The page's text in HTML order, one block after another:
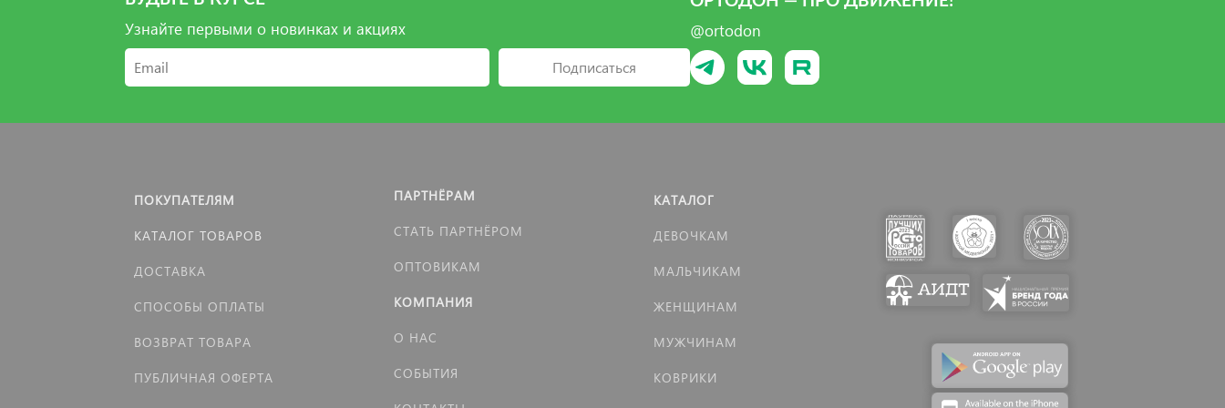
Узнайте первыми о новинках и акциях
Подписаться
@ortodon
ПОКУПАТЕЛЯМ
КАТАЛОГ ТОВАРОВ
ДОСТАВКА
СПОСОБЫ ОПЛАТЫ
ВОЗВРАТ ТОВАРА
ПУБЛИЧНАЯ ОФЕРТА
ПАРТНЁРАМ
СТАТЬ ПАРТНЁРОМ
ОПТОВИКАМ
КОМПАНИЯ
О НАС
СОБЫТИЯ
КАТАЛОГ
ДЕВОЧКАМ
МАЛЬЧИКАМ
ЖЕНЩИНАМ
МУЖЧИНАМ
КОВРИКИ